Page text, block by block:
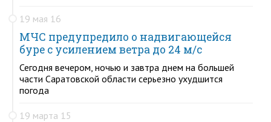
19 мая 16
МЧС предупредило о надвигающейся
буре с усилением ветра до 24 м/с
Сегодня вечером, ночью и завтра днем на большей
части Саратовской области серьезно ухудшится
погода
19 марта 15